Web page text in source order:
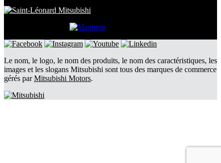
Le nom, le logo, le nom des produits, le nom des caractéristiques, les
images et les slogans Mitsubishi sont tous des marques de commerce
gérés parMitsubishi Motors.